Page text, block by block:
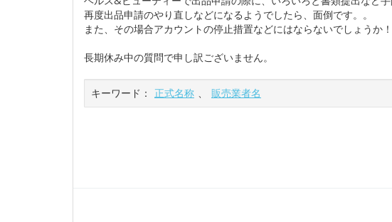
再度出品申請のやり直しなどになるようでしたら、面倒です。。
また、その場合アカウントの停止措置などにはならないでしょうか
長期休み中の質問で申し訳ございません。
キーワード： 正式名称 、 販売業者名